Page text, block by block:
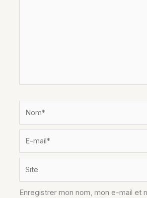
Enregistrer mon nom, mon e-mail et